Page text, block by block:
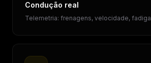
Condução real
Telemetria: frenagens, velocidade, fadiga